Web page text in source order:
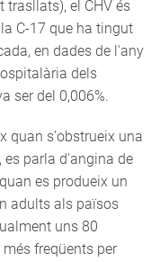
el CHV és
C-17 que ha tingut
en dades de l'any
dels
ser del 0,006%.
quan s'obstrueix una
es parla d'angina de
es produeix un
adults als països
uns 80
freqüents per